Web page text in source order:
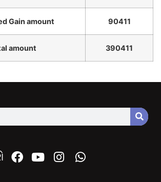
Gain amount 90411
amount 390411